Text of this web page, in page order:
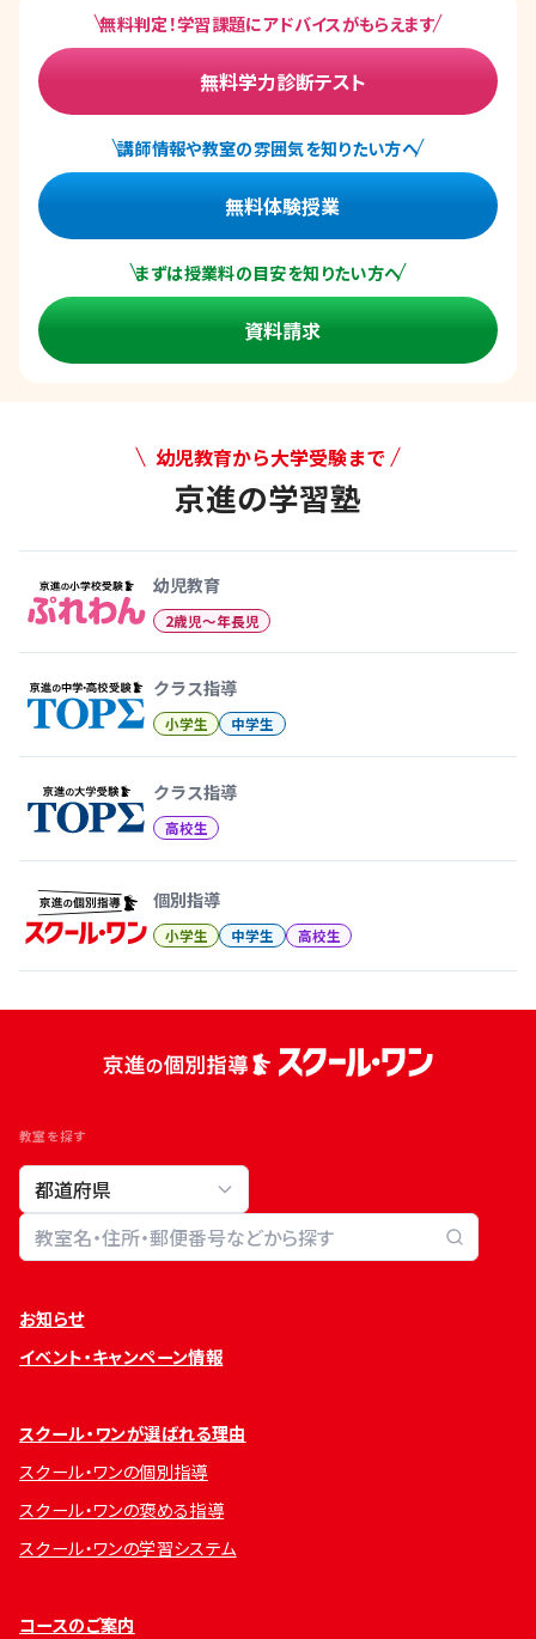
無料判定！学習課題にアドバイスがもらえます
無料学力診断テスト
講師情報や教室の雰囲気を知りたい方へ
無料体験授業
まずは授業料の目安を知りたい方へ
資料請求
幼児教育から大学受験まで
京進の学習塾
幼児教育
2歳児〜年長児
クラス指導
小学生 中学生
クラス指導
高校生
個別指導
小学生 中学生 高校生
教室を探す
教室検索
お知らせ
イベント・キャンペーン情報
スクール・ワンが選ばれる理由
スクール・ワンの個別指導
スクール・ワンの褒める指導
スクール・ワンの学習システム
コースのご案内